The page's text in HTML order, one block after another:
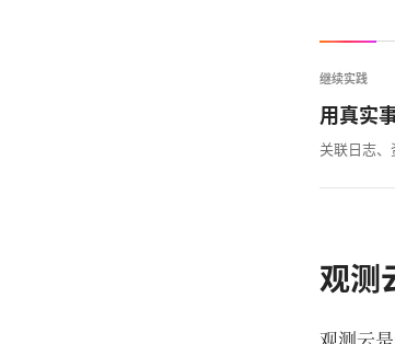
继续实践
用真实
关联日志、
观测